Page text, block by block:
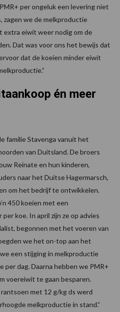
per ongeluk een levering niet
zagen we de melkproductie
extra eiwit weer nodig om de
Dat was voor ons het bewijs dat
dat de koeien minder eiwit
én meer
familie Stavenga vanuit het
van Duitsland. De broers
Reinate en hun kinderen,
naar het Duitse Hagermarsch,
om het bedrijf te ontwikkelen.
450 koeien met een
koe. In april zijn ze op advies
begonnen met het voeren van
we het on-top aan het
een stijging in melkproductie
per dag. Daarna hebben we PMR+
voereiwit te gaan besparen.
met 12 g/kg ds werd
melkproductie in stand.”